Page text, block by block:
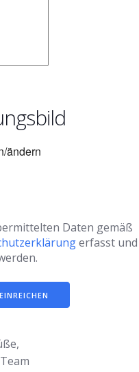
ändern
Daten gemäß
erfasst und